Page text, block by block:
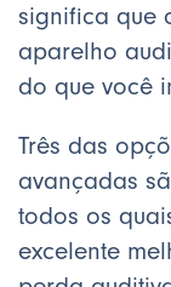
significa que
aparelho
do que você
Três das
avançadas
todos os
excelente